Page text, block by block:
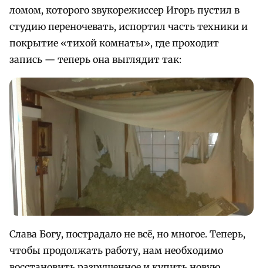
ломом, которого звукорежиссер Игорь пустил в
студию переночевать, испортил часть техники и
покрытие «тихой комнаты», где проходит
запись — теперь она выглядит так:
Слава Богу, пострадало не всё, но многое. Теперь,
чтобы продолжать работу, нам необходимо